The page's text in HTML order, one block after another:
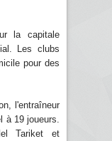
la capitale
Les clubs
pour des
l'entraîneur
à 19 joueurs.
Tariket et